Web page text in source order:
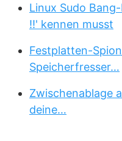
Linux Sudo
!!' kennen musst
Festplatten-
Speicherfresser…
Zwischenablage
deine…